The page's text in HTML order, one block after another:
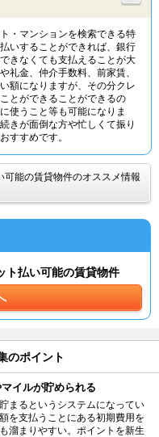
・マンションを検索できる特
いすることができれば、銀行
きなくても支払えることが大
礼金、仲介手数料、前家賃、
額になりますが、その分クレ
とができることができるの
使うこと等も可能になりま
きが面倒な方や忙しくて振り
すすめです。
可能の賃貸物件のオススメ情報
ト払い可能の賃貸物件
のポイント
イルが貯められる
まるというシステムになってい
を支払うことにある初期費用を
溜まりやすい。ポイントを新生